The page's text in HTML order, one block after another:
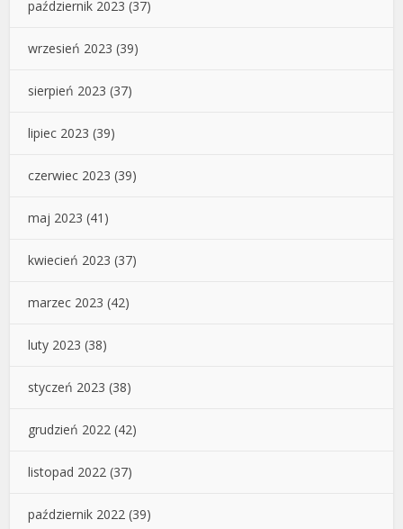
październik 2023 (37)
wrzesień 2023 (39)
sierpień 2023 (37)
lipiec 2023 (39)
czerwiec 2023 (39)
maj 2023 (41)
kwiecień 2023 (37)
marzec 2023 (42)
luty 2023 (38)
styczeń 2023 (38)
grudzień 2022 (42)
listopad 2022 (37)
październik 2022 (39)